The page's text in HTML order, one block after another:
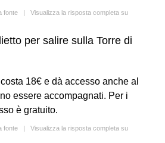
fonte | Visualizza la risposta completa su
per salire sulla Torre di
18€ e dà accesso anche al
essere accompagnati. Per i
è gratuito.
fonte | Visualizza la risposta completa su